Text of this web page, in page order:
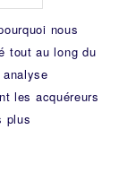
nous
tout au long du
les acquéreurs
plus